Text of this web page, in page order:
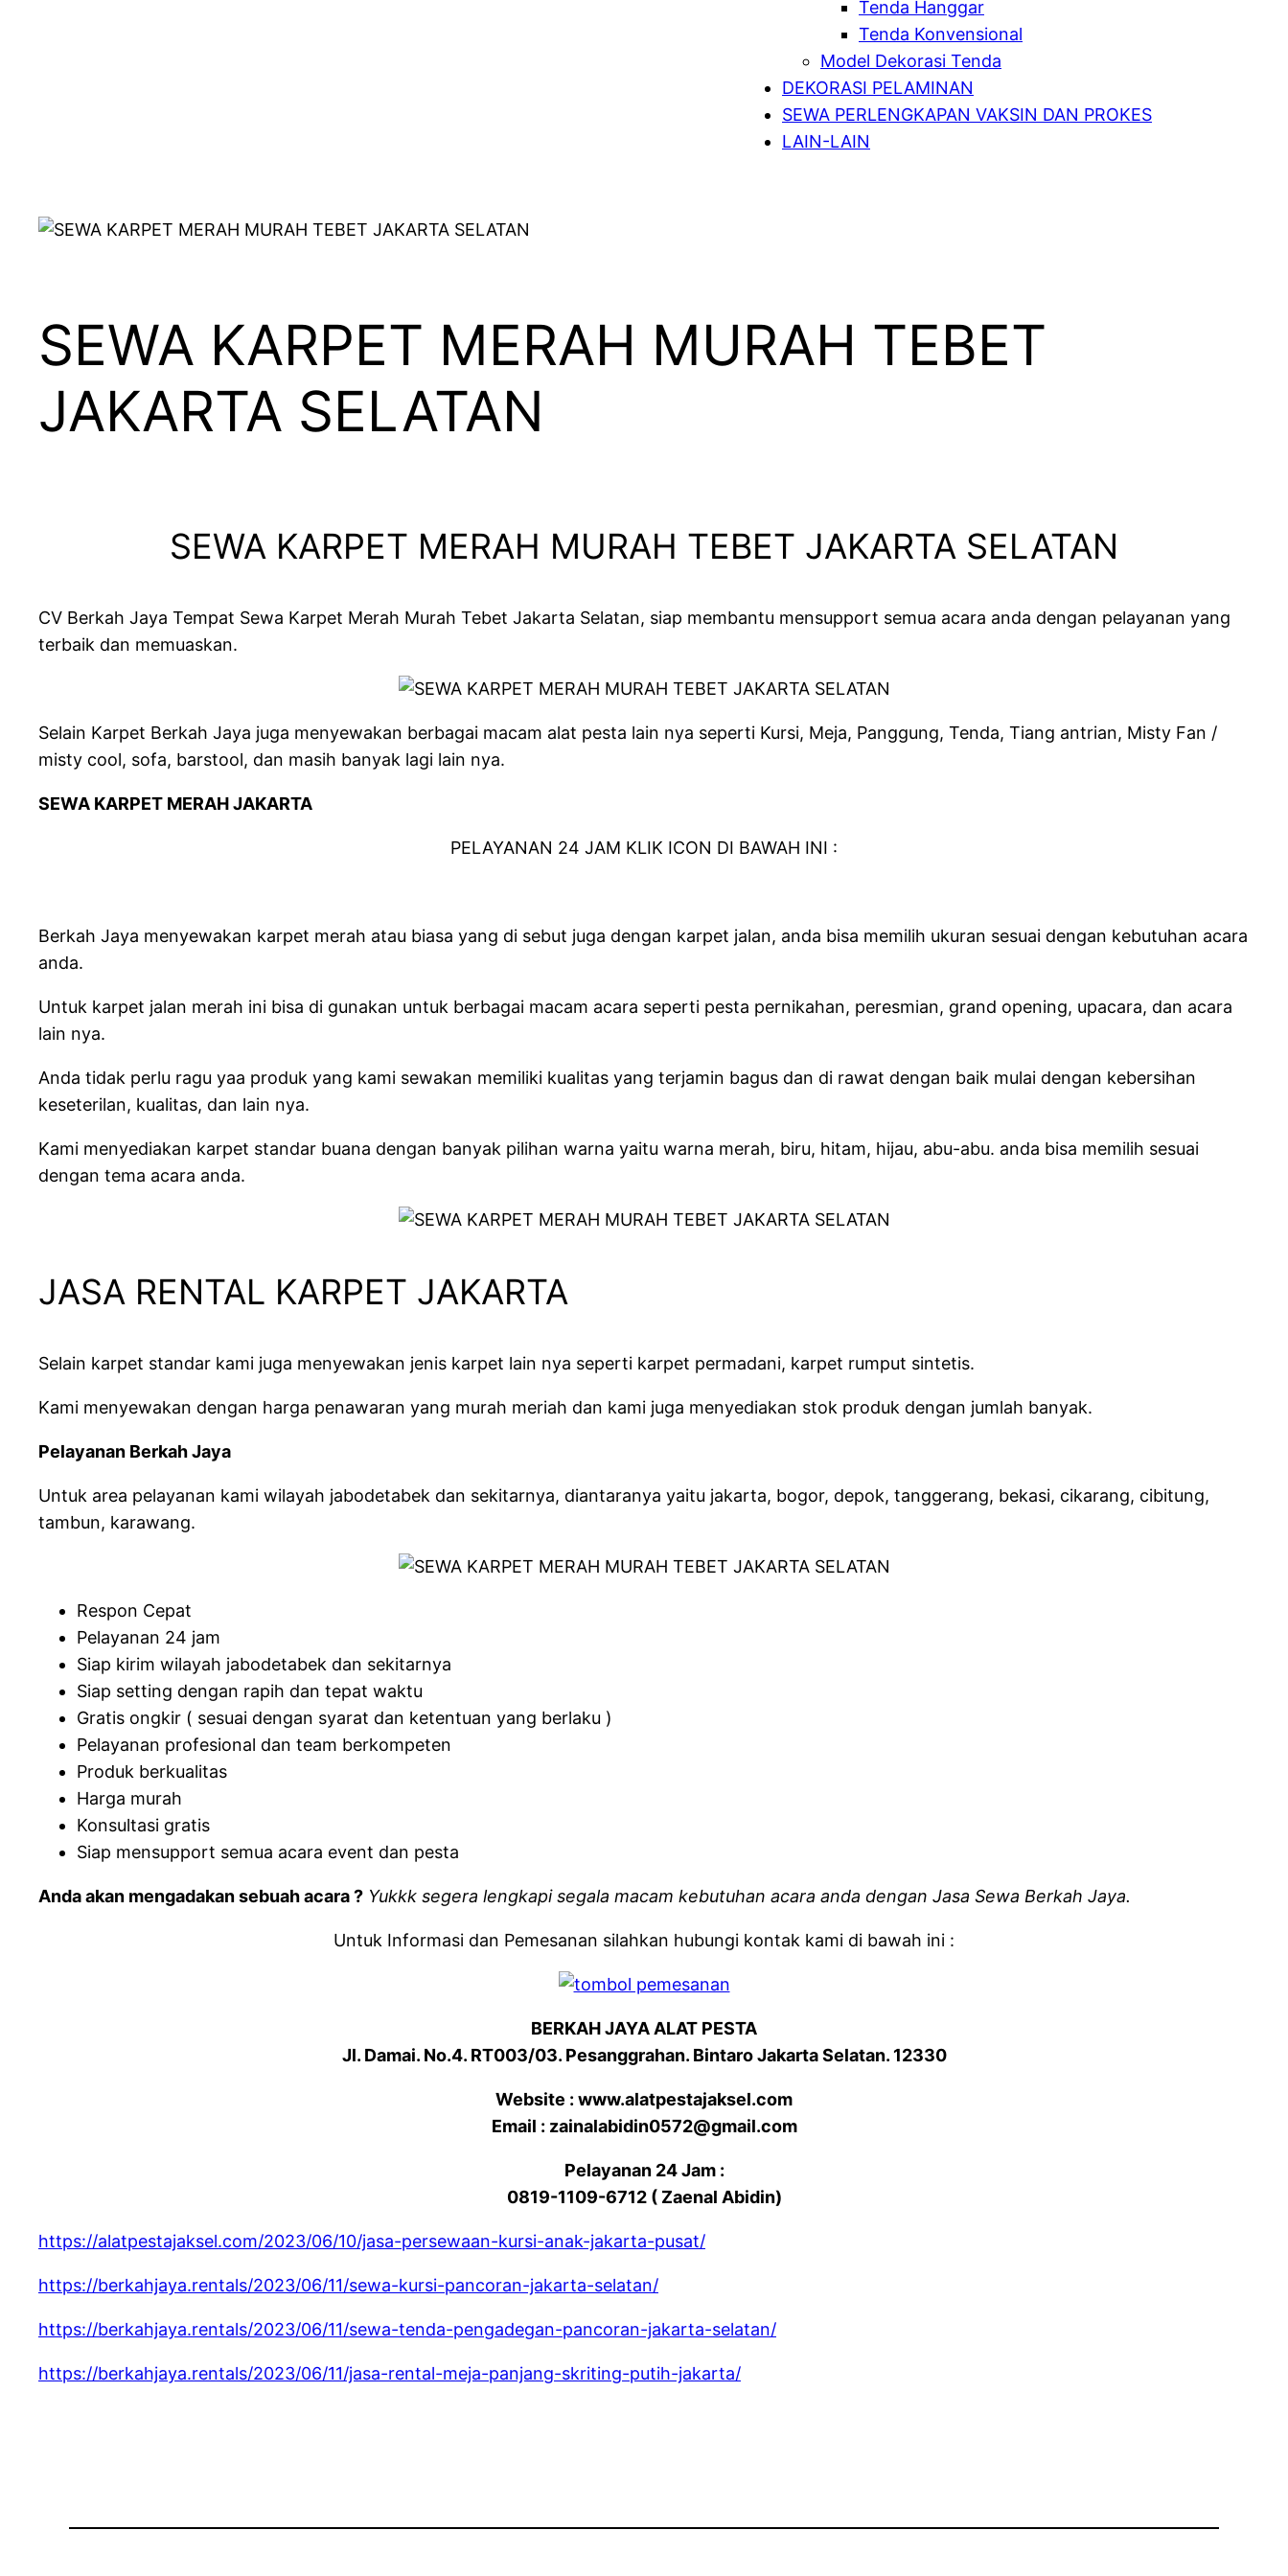
Tenda Hanggar
Tenda Konvensional
Model Dekorasi Tenda
DEKORASI PELAMINAN
SEWA PERLENGKAPAN VAKSIN DAN PROKES
LAIN-LAIN
SEWA KARPET MERAH MURAH TEBET
JAKARTA SELATAN
SEWA KARPET MERAH MURAH TEBET JAKARTA SELATAN
CV Berkah Jaya Tempat Sewa Karpet Merah Murah Tebet Jakarta Selatan, siap membantu mensupport semua acara anda dengan pelayanan yang
terbaik dan memuaskan.
Selain Karpet Berkah Jaya juga menyewakan berbagai macam alat pesta lain nya seperti Kursi, Meja, Panggung, Tenda, Tiang antrian, Misty Fan /
misty cool, sofa, barstool, dan masih banyak lagi lain nya.
SEWA KARPET MERAH JAKARTA
PELAYANAN 24 JAM KLIK ICON DI BAWAH INI :
Berkah Jaya menyewakan karpet merah atau biasa yang di sebut juga dengan karpet jalan, anda bisa memilih ukuran sesuai dengan kebutuhan acara
anda.
Untuk karpet jalan merah ini bisa di gunakan untuk berbagai macam acara seperti pesta pernikahan, peresmian, grand opening, upacara, dan acara
lain nya.
Anda tidak perlu ragu yaa produk yang kami sewakan memiliki kualitas yang terjamin bagus dan di rawat dengan baik mulai dengan kebersihan
keseterilan, kualitas, dan lain nya.
Kami menyediakan karpet standar buana dengan banyak pilihan warna yaitu warna merah, biru, hitam, hijau, abu-abu. anda bisa memilih sesuai
dengan tema acara anda.
JASA RENTAL KARPET JAKARTA
Selain karpet standar kami juga menyewakan jenis karpet lain nya seperti karpet permadani, karpet rumput sintetis.
Kami menyewakan dengan harga penawaran yang murah meriah dan kami juga menyediakan stok produk dengan jumlah banyak.
Pelayanan Berkah Jaya
Untuk area pelayanan kami wilayah jabodetabek dan sekitarnya, diantaranya yaitu jakarta, bogor, depok, tanggerang, bekasi, cikarang, cibitung,
tambun, karawang.
Respon Cepat
Pelayanan 24 jam
Siap kirim wilayah jabodetabek dan sekitarnya
Siap setting dengan rapih dan tepat waktu
Gratis ongkir ( sesuai dengan syarat dan ketentuan yang berlaku )
Pelayanan profesional dan team berkompeten
Produk berkualitas
Harga murah
Konsultasi gratis
Siap mensupport semua acara event dan pesta
Anda akan mengadakan sebuah acara ? Yukkk segera lengkapi segala macam kebutuhan acara anda dengan Jasa Sewa Berkah Jaya.
Untuk Informasi dan Pemesanan silahkan hubungi kontak kami di bawah ini :
BERKAH JAYA ALAT PESTA
Jl. Damai. No.4. RT003/03. Pesanggrahan. Bintaro Jakarta Selatan. 12330
Website : www.alatpestajaksel.com
Email : zainalabidin0572@gmail.com
Pelayanan 24 Jam :
0819-1109-6712 ( Zaenal Abidin)
https://alatpestajaksel.com/2023/06/10/jasa-persewaan-kursi-anak-jakarta-pusat/
https://berkahjaya.rentals/2023/06/11/sewa-kursi-pancoran-jakarta-selatan/
https://berkahjaya.rentals/2023/06/11/sewa-tenda-pengadegan-pancoran-jakarta-selatan/
https://berkahjaya.rentals/2023/06/11/jasa-rental-meja-panjang-skriting-putih-jakarta/